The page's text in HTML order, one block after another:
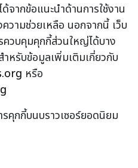
จากข้อแนะนำด้านการใช้งาน
วามช่วยเหลือ นอกจากนี้ เว็บ
ควบคุมคุกกี้ส่วนใหญ่ได้บาง
หรับข้อมูลเพิ่มเติมเกี่ยวกับ
หรือ
คุกกี้บนบราวเซอร์ยอดนิยม